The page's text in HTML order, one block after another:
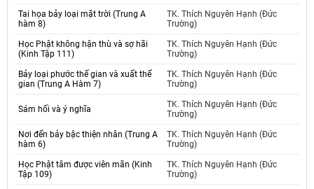
Tai họa bảy loại mặt trời (Trung A
hàm 8)
TK. Thích Nguyên Hạnh (Đức
Trường)
Học Phật không hận thù và sợ hãi
(Kinh Tập 111)
TK. Thích Nguyên Hạnh (Đức
Trường)
Bảy loại phước thế gian và xuất thế
gian (Trung A Hàm 7)
TK. Thích Nguyên Hạnh (Đức
Trường)
Sám hối và ý nghĩa
TK. Thích Nguyên Hạnh (Đức
Trường)
Nơi đến bảy bậc thiện nhân (Trung A
hàm 6)
TK. Thích Nguyên Hạnh (Đức
Trường)
Học Phật tâm được viên mãn (Kinh
Tập 109)
TK. Thích Nguyên Hạnh (Đức
Trường)